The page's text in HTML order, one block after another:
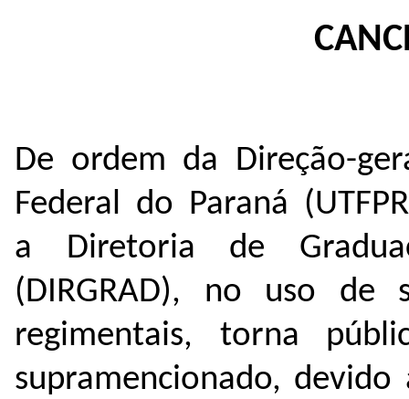
De ordem da Direção-
Federal do Paraná
a Diretoria de
(DIRGRAD), no uso de
regimentais, torna
supramencionado,